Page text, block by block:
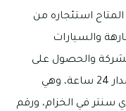
استئجاره من
والسيارات
والحصول على
الخدمات في أي وقت لأنها تعمل على مدار 24 ساعة، وهي
سنتر في الخزام، ورقم